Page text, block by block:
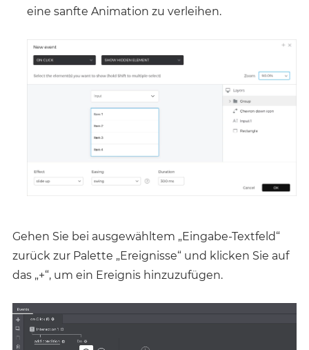
eine sanfte Animation zu verleihen.
Gehen Sie bei ausgewähltem „Eingabe-Textfeld“
zurück zur Palette „Ereignisse“ und klicken Sie auf
das „+“, um ein Ereignis hinzuzufügen.